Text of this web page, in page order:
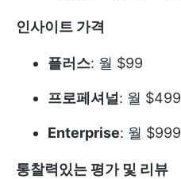
인사이트 가격
플러스: 월 $99
프로페셔널: 월 $499
Enterprise: 월 $999
통찰력있는 평가 및 리뷰